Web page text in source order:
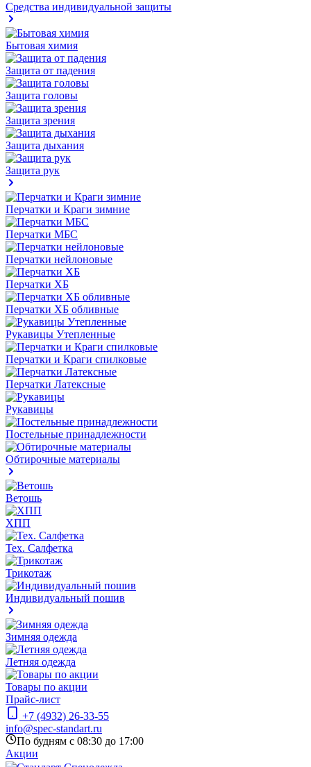
Средства индивидуальной защиты
Бытовая химия
Защита от падения
Защита головы
Защита зрения
Защита дыхания
Защита рук
Перчатки и Краги зимние
Перчатки МБС
Перчатки нейлоновые
Перчатки ХБ
Перчатки ХБ обливные
Рукавицы Утепленные
Перчатки и Краги спилковые
Перчатки Латексные
Рукавицы
Постельные принадлежности
Обтирочные материалы
Ветошь
ХПП
Тех. Салфетка
Трикотаж
Индивидуальный пошив
Зимняя одежда
Летняя одежда
Товары по акции
Прайс-лист
+7 (4932) 26-33-55
info@spec-standart.ru
По будням с 08:30 до 17:00
Акции